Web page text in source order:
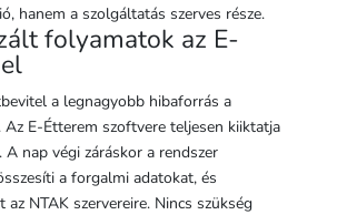
hanem a szolgáltatás szerves része.
folyamatok az E-
a legnagyobb hibaforrás a
Az E-Étterem szoftvere teljesen kiiktatja
A nap végi záráskor a rendszer
a forgalmi adatokat, és
az NTAK szervereire. Nincs szükség